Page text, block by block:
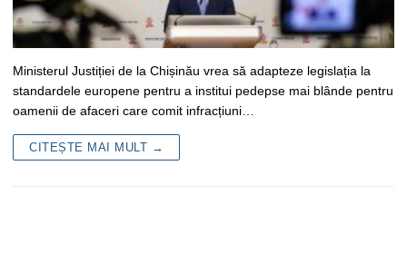
Ministerul Justiției de la Chișinău vrea să adapteze legislația la
standardele europene pentru a institui pedepse mai blânde pentru
oamenii de afaceri care comit infracțiuni…
CITEȘTE MAI MULT →